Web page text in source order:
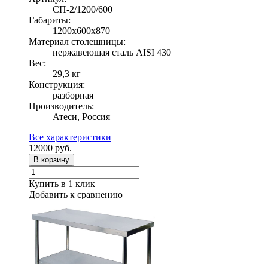
СП-2/1200/600
Габариты:
1200х600х870
Материал столешницы:
нержавеющая сталь AISI 430
Вес:
29,3 кг
Конструкция:
разборная
Производитель:
Атеси, Россия
Все характеристики
12000 руб.
В корзину
Купить в 1 клик
Добавить к сравнению